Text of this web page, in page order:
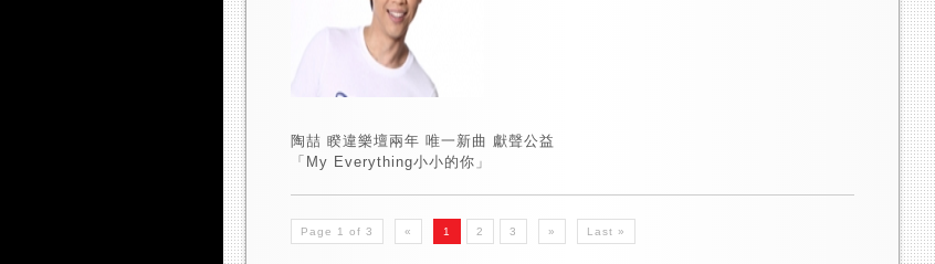
陶喆 睽違樂壇兩年 唯一新曲 獻聲公益
「My Everything小小的你」
Page 1 of 3 « 1 2 3 » Last »